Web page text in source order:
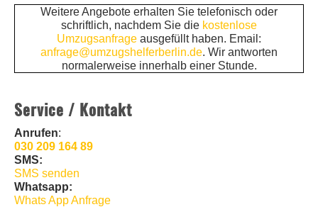
Weitere Angebote erhalten Sie telefonisch oder
schriftlich, nachdem Sie die kostenlose
Umzugsanfrage ausgefüllt haben. Email:
anfrage@umzugshelferberlin.de. Wir antworten
normalerweise innerhalb einer Stunde.
Service / Kontakt
Anrufen:
030 209 164 89
SMS:
SMS senden
Whatsapp:
Whats App Anfrage